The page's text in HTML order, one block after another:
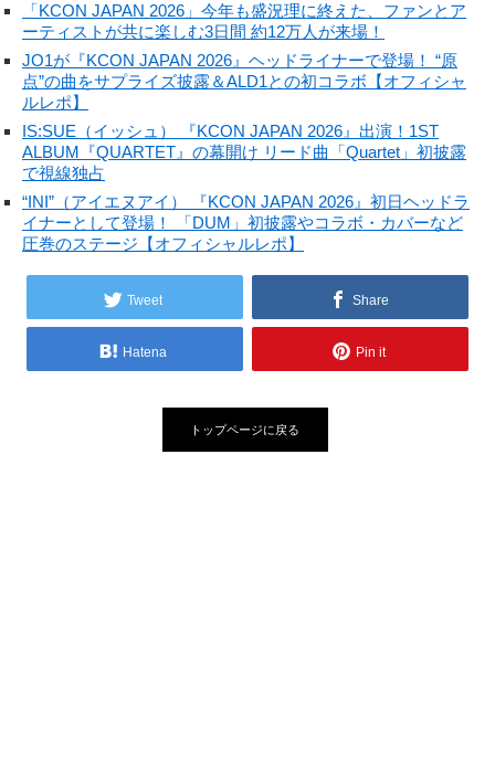
「KCON JAPAN 2026」今年も盛況理に終えた、ファンとア
ーティストが共に楽しむ3日間 約12万人が来場！
JO1が『KCON JAPAN 2026』ヘッドライナーで登場！ “原
点”の曲をサプライズ披露＆ALD1との初コラボ【オフィシャ
ルレポ】
IS:SUE（イッシュ） 『KCON JAPAN 2026』出演！1ST
ALBUM『QUARTET』の幕開け リード曲「Quartet」初披露
で視線独占
“INI”（アイエヌアイ） 『KCON JAPAN 2026』初日ヘッドラ
イナーとして登場！ 「DUM」初披露やコラボ・カバーなど
圧巻のステージ【オフィシャルレポ】
Tweet Share
Hatena Pin it
トップページに戻る